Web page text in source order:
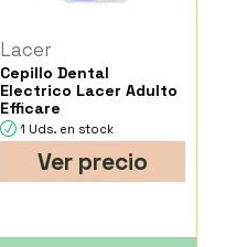
Lacer
Cepillo Dental
Electrico Lacer Adulto
Efficare
1 Uds. en stock
Ver precio